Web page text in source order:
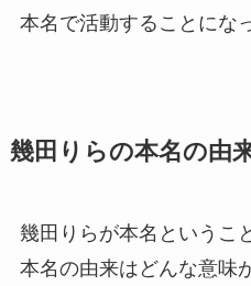
本名で活動することにな
幾田りらの本名の由
幾田りらが本名というこ
本名の由来はどんな意味